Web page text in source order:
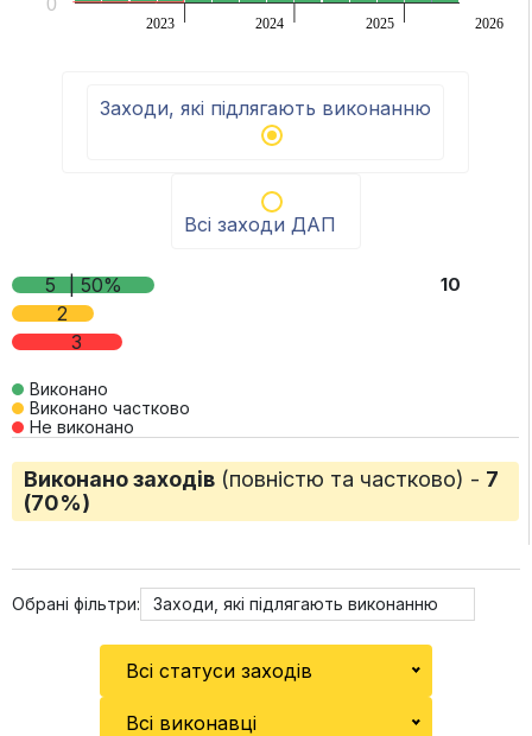
2023 2024 2025 2026
0
Заходи, які підлягають виконанню
Всі заходи ДАП
5
| 50%
2
3
10
Виконано
Виконано частково
Не виконано
Виконано заходів (повністю та частково) - 7
(70%)
Обрані фільтри: Заходи, які підлягають виконанню
Всі статуси заходів
Всі виконавці